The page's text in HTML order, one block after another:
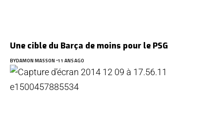
Une cible du Barça de moins pour le PSG
BYDAMON MASSON 11 ANS AGO